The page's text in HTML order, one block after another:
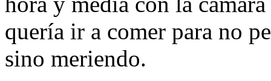
quería ir a comer para no
sino meriendo.